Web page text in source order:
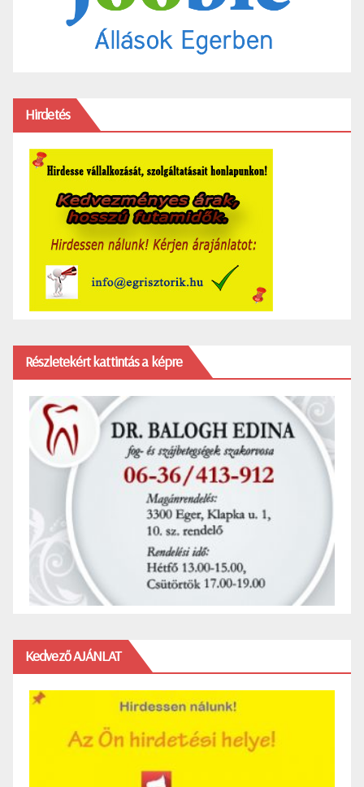
Hirdetés
Részletekért kattintás a képre
Kedvező AJÁNLAT